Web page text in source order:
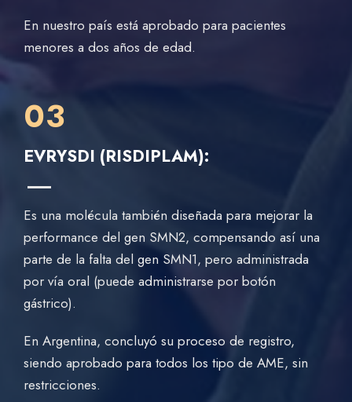
En nuestro país está aprobado para pacientes
menores a dos años de edad.
03
EVRYSDI (RISDIPLAM):
Es una molécula también diseñada para mejorar la
performance del gen SMN2, compensando así una
parte de la falta del gen SMN1, pero administrada
por vía oral (puede administrarse por botón
gástrico).
En Argentina, concluyó su proceso de registro,
siendo aprobado para todos los tipo de AME, sin
restricciones.